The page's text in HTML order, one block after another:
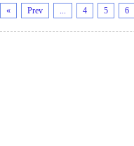
« Prev ... 4 5 6